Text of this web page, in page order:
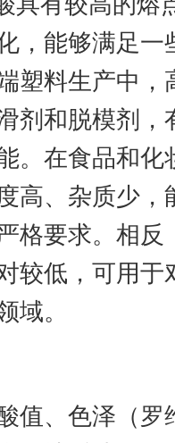
，能够满足
塑料生产中
剂和脱模剂
。在食品和
高、杂质少
格要求。相
较低，可用于
域。
值、色泽（